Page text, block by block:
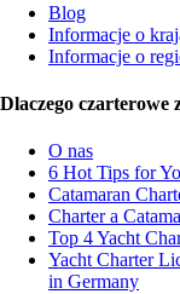
Blog
Informacje o
Informacje o
Dlaczego czarterowe
O nas
6 Hot Tips for
Catamaran
Charter a
Top 4 Yacht
Yacht Charter
in Germany